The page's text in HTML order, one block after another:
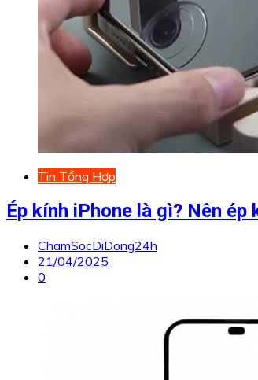
Tin Tổng Hợp
Ép kính iPhone là gì? Nên
ChamSocDiDong24h
21/04/2025
0